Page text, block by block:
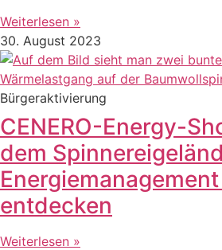
Weiterlesen »
30. August 2023
Bürgeraktivierung
CENERO-Energy-
dem
entdecken
Weiterlesen »